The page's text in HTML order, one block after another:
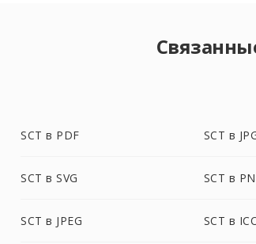
SCT в PDF SCT в
SCT в SVG SCT в
SCT в JPEG SCT в